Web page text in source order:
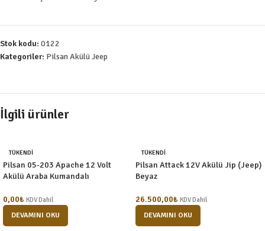
Stok kodu: 0122
Kategoriler: Pilsan Akülü Jeep
İlgili ürünler
TÜKENDI
Pilsan 05-203 Apache 12 Volt
Akülü Araba Kumandalı
0,00₺ KDV Dahil
DEVAMINI OKU
TÜKENDI
Pilsan Attack 12V Akülü Jip (Jeep)
Beyaz
26.500,00₺ KDV Dahil
DEVAMINI OKU